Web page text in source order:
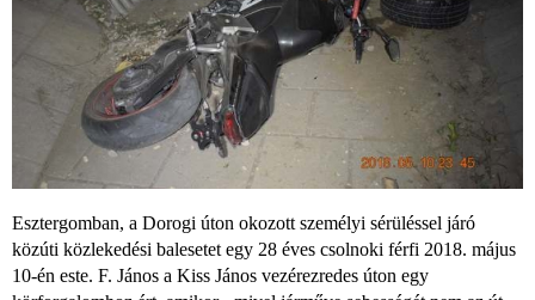
Esztergomban, a Dorogi úton okozott személyi sérüléssel járó
közúti közlekedési balesetet egy 28 éves csolnoki férfi 2018. május
10-én este. F. János a Kiss János vezérezredes úton egy